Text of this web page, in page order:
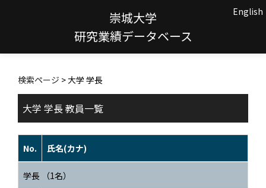
崇城大学
研究業績データベース
English
検索ページ > 大学 学長
大学 学長 教員一覧
No. 氏名(カナ)
学長 （1名）